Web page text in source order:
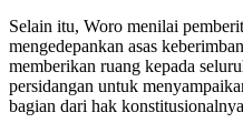
Selain itu, Woro menilai
mengedepankan asas
memberikan ruang kepada
persidangan untuk
bagian dari hak